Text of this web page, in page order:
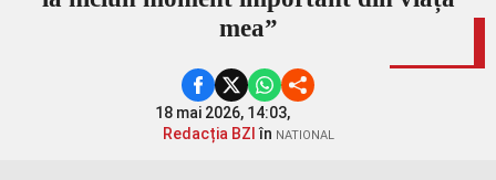
mea”
18 mai 2026, 14:03,
Redacția BZI în NATIONAL